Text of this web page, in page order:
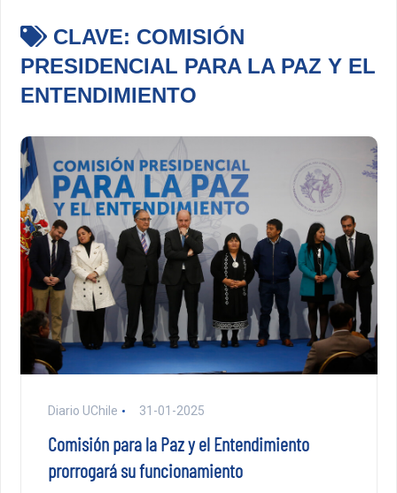
CLAVE: COMISIÓN
PRESIDENCIAL PARA LA PAZ Y EL
ENTENDIMIENTO
Diario UChile 31-01-2025
Comisión para la Paz y el Entendimiento
prorrogará su funcionamiento